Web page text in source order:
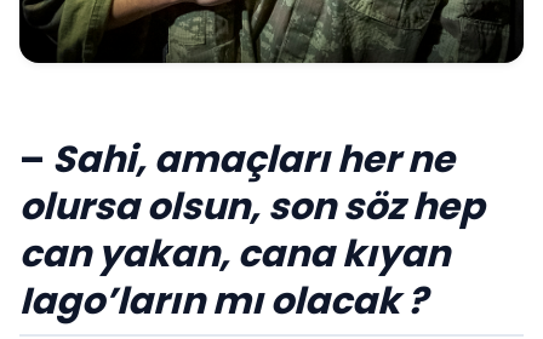
– Sahi, amaçları her ne
olursa olsun, son söz hep
can yakan, cana kıyan
Iago’ların mı olacak ?